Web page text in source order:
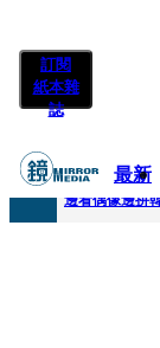
訂閱
紙本雜
誌
最新
快訊